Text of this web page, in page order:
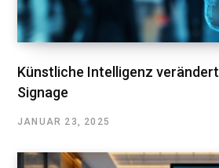
Künstliche Intelligenz verändert
Signage
JANUAR 23, 2025